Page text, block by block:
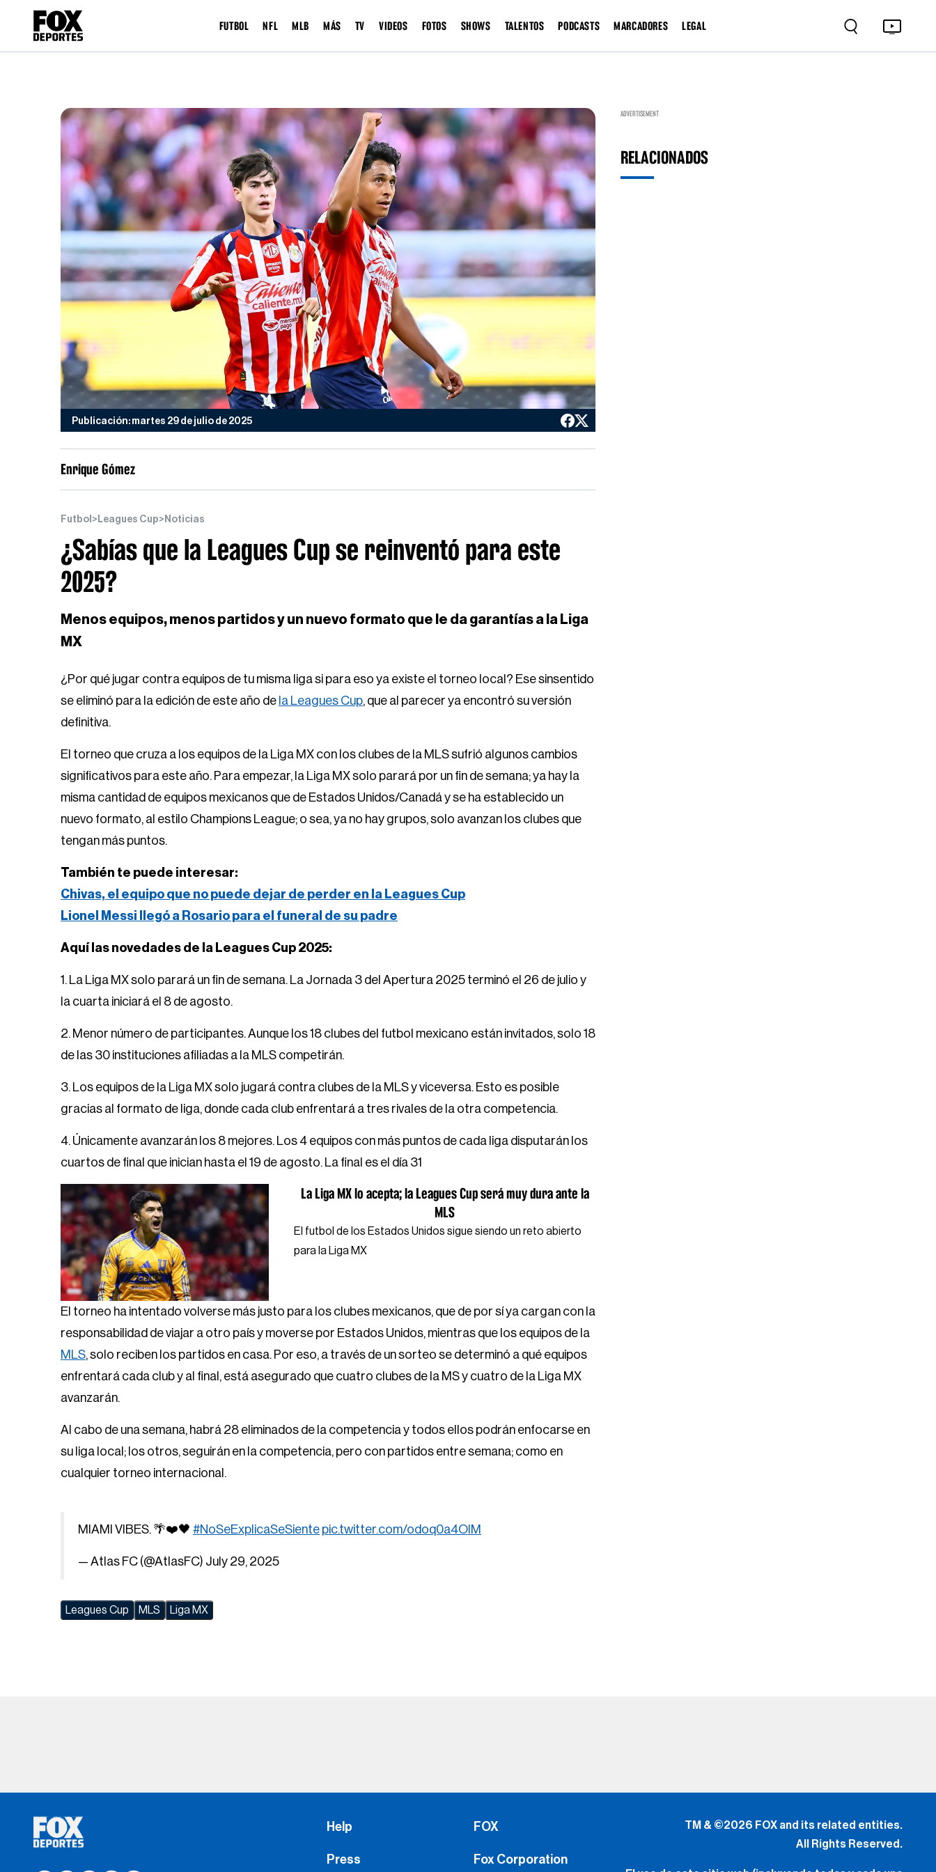
FUTBOL NFL MLB MÁS TV VIDEOS FOTOS SHOWS TALENTOS PODCASTS MARCADORES LEGAL
Publicación: martes 29 de julio de 2025
Enrique Gómez
Futbol > Leagues Cup> Noticias
¿Sabías que la Leagues Cup se reinventó para este
2025?
Menos equipos, menos partidos y un nuevo formato que le da garantías a la Liga
MX
¿Por qué jugar contra equipos de tu misma liga si para eso ya existe el torneo local? Ese sinsentido
se eliminó para la edición de este año de la Leagues Cup, que al parecer ya encontró su versión
definitiva.
El torneo que cruza a los equipos de la Liga MX con los clubes de la MLS sufrió algunos cambios
significativos para este año. Para empezar, la Liga MX solo parará por un fin de semana; ya hay la
misma cantidad de equipos mexicanos que de Estados Unidos/Canadá y se ha establecido un
nuevo formato, al estilo Champions League; o sea, ya no hay grupos, solo avanzan los clubes que
tengan más puntos.
También te puede interesar:
Chivas, el equipo que no puede dejar de perder en la Leagues Cup
Lionel Messi llegó a Rosario para el funeral de su padre
Aquí las novedades de la Leagues Cup 2025:
1. La Liga MX solo parará un fin de semana. La Jornada 3 del Apertura 2025 terminó el 26 de julio y
la cuarta iniciará el 8 de agosto.
2. Menor número de participantes. Aunque los 18 clubes del futbol mexicano están invitados, solo 18
de las 30 instituciones afiliadas a la MLS competirán.
3. Los equipos de la Liga MX solo jugará contra clubes de la MLS y viceversa. Esto es posible
gracias al formato de liga, donde cada club enfrentará a tres rivales de la otra competencia.
4. Únicamente avanzarán los 8 mejores. Los 4 equipos con más puntos de cada liga disputarán los
cuartos de final que inician hasta el 19 de agosto. La final es el día 31
La Liga MX lo acepta; la Leagues Cup será muy dura ante la
MLS
El futbol de los Estados Unidos sigue siendo un reto abierto
para la Liga MX
El torneo ha intentado volverse más justo para los clubes mexicanos, que de por sí ya cargan con la
responsabilidad de viajar a otro país y moverse por Estados Unidos, mientras que los equipos de la
MLS, solo reciben los partidos en casa. Por eso, a través de un sorteo se determinó a qué equipos
enfrentará cada club y al final, está asegurado que cuatro clubes de la MS y cuatro de la Liga MX
avanzarán.
Al cabo de una semana, habrá 28 eliminados de la competencia y todos ellos podrán enfocarse en
su liga local; los otros, seguirán en la competencia, pero con partidos entre semana; como en
cualquier torneo internacional.
MIAMI VIBES. 🌴❤️🖤 #NoSeExplicaSeSiente pic.twitter.com/odoq0a4OIM
— Atlas FC (@AtlasFC) July 29, 2025
Leagues Cup MLS Liga MX
ADVERTISEMENT
RELACIONADOS
Help
Press
FOX
Fox Corporation
TM & ©2026 FOX and its related entities.
All Rights Reserved.